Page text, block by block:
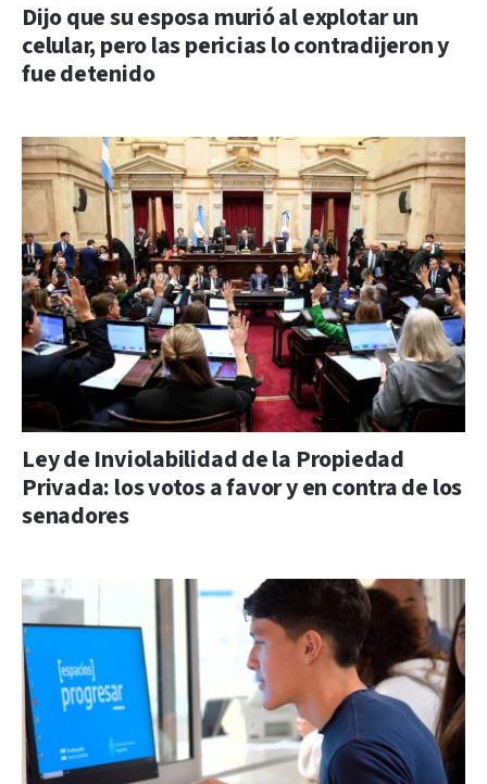
Dijo que su esposa murió al explotar un
celular, pero las pericias lo contradijeron y
fue detenido
Ley de Inviolabilidad de la Propiedad
Privada: los votos a favor y en contra de los
senadores